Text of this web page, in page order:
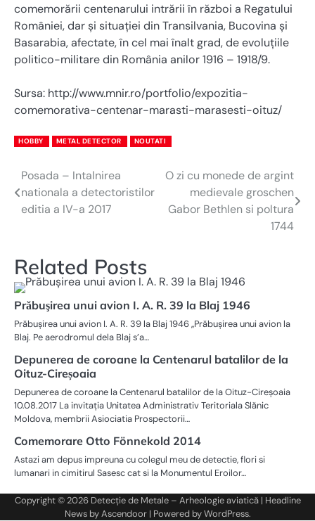
comemorării centenarului intrării în război a Regatului
României, dar și situației din Transilvania, Bucovina și
Basarabia, afectate, în cel mai înalt grad, de evoluțiile
politico-militare din România anilor 1916 – 1918/9.
Sursa: http://www.mnir.ro/portfolio/expozitia-
comemorativa-centenar-marasti-marasesti-oituz/
HOBBY METAL DETECTOR NOUTATI
Navigare
în
Posada – Intalnirea
nationala a detectoristilor
editia a IV-a 2017
O zi cu monede de argint
medievale groschen
Gabor Bethlen si poltura
1744
Related Posts
Prăbuşirea unui avion I. A. R. 39 la Blaj 1946
Prăbuşirea unui avion I. A. R. 39 la Blaj 1946 „Prăbuşirea unui avion la
Blaj. Pe aerodromul dela Blaj s’a…
Depunerea de coroane la Centenarul batalilor de la
Oituz-Cireșoaia
Depunerea de coroane la Centenarul batalilor de la Oituz-Cireșoaia
10.08.2017 La invitația Unitatea Administrativ Teritoriala Slănic
Moldova, membrii Asiociatia Prospectorii…
Comemorare Otto Fönnekold 2014
Astazi am depus impreuna cu colegul meu de detectie, flori si
lumanari in cimitirul Sasesc cat si la Monumentul Eroilor…
Copyright © 2026 Detecție de Metale – Arheologie aviatică| Headline
News byAscendoor| Powered byWordPress.